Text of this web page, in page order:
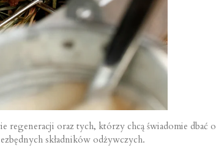
oraz tych, którzy chcą świadomie dbać
składników odżywczych.